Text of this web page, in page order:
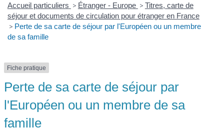
Accueil particuliers > Étranger - Europe > Titres, carte de
séjour et documents de circulation pour étranger en France
> Perte de sa carte de séjour par l'Européen ou un membre
de sa famille
Fiche pratique
Perte de sa carte de séjour par
l'Européen ou un membre de sa
famille